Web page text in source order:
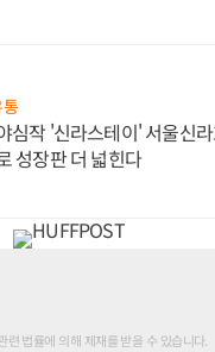
심작 '신라스테이' 서울신
성장판 더 넓힌다
법률에 의해 제재를 받을 수 있습니다.